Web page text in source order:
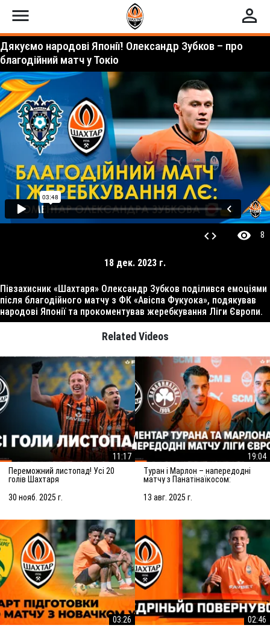
menu perm_identity
Дякуємо народові Японії! Олександр Зубков – про
благодійний матч у Токіо
code visibility 8
18 дек. 2023 г.
Півзахисник «Шахтаря» Олександр Зубков поділився емоціями
після благодійного матчу з ФК «Авіспа Фукуока», подякував
народові Японії та прокоментував жеребкування Ліги Європи.
Related Videos
11:17
Переможний листопад! Усі 20
голів Шахтаря
30 нояб. 2025 г.
19:04
Туран і Марлон – напередодні
матчу з Панатінаїкосом:
досягнення мети
13 авг. 2025 г.
03:26
02:46